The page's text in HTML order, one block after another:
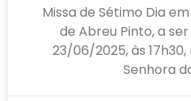
Missa de Sétimo Dia
de Abreu Pinto, a
23/06/2025, às
Senhora